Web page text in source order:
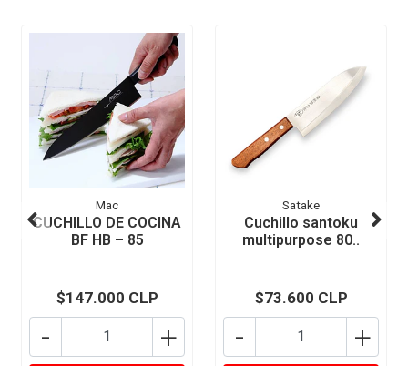
Mac
CUCHILLO DE COCINA
BF HB – 85
$147.000 CLP
+
-
Satake
Cuchillo santoku
multipurpose 80..
$73.600 CLP
+
-